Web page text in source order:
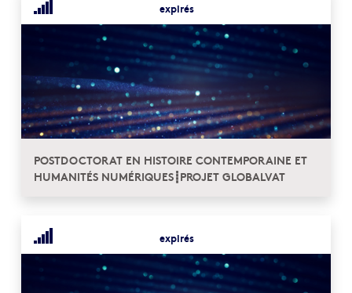
expirés
POSTDOCTORAT EN HISTOIRE CONTEMPORAINE ET
HUMANITÉS NUMÉRIQUES┋PROJET GLOBALVAT
expirés